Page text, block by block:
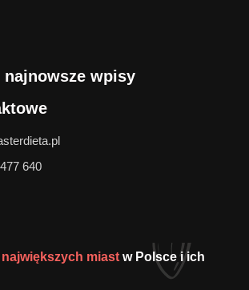
najnowsze wpisy
640
miast w Polsce i ich